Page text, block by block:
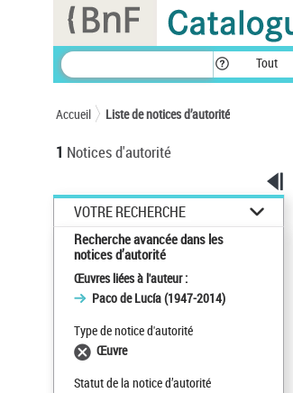
Tout
Accueil Liste de notices d’autorité
1 Notices d'autorité
VOTRE RECHERCHE
Recherche avancée dans les
notices d’autorité
Œuvres liées à l'auteur :
Paco de Lucía (1947-2014)
Type de notice d'autorité
Œuvre
Statut de la notice d’autorité
Panneau de gestion des cookies